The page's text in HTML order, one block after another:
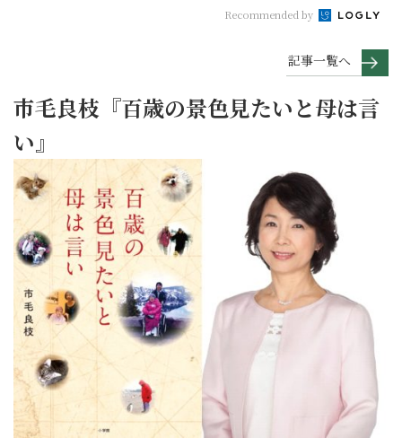
Recommended by
記事一覧へ
市毛良枝『百歳の景色見たいと母は言
い』